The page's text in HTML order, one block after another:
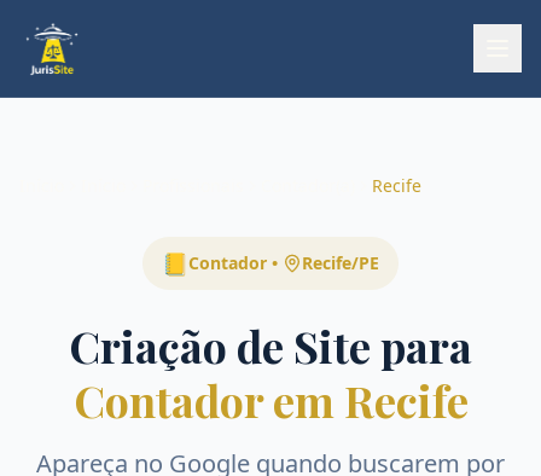
Recife
📒Contador • Recife/PE
Criação de Site para
Contador em Recife
Apareça no Google quando buscarem por